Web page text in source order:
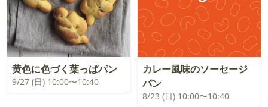
黄色に色づく葉っぱパン
9/27 (日) 10:00〜10:40
カレー風味のソーセージ
パン
8/23 (日) 10:00〜10:40